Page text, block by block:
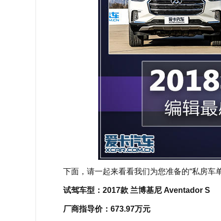
下面，请一起来看看我们为您准备的“私房车
试驾车型：2017款 兰博基尼 Aventador S
厂商指导价：673.97万元